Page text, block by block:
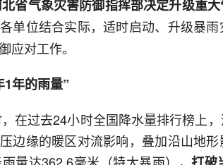
省气象灾害防御指挥部决定升级重
单位结合实际，适时启动、升级暴
应对工作。
1年的雨量”
在过去24小时全国降水量排行榜上
边缘的暖区对流影响，叠加沿山地